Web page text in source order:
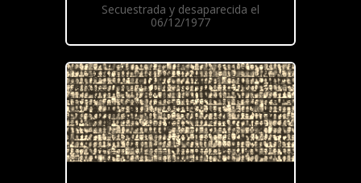
Secuestrada y desaparecida el
06/12/1977